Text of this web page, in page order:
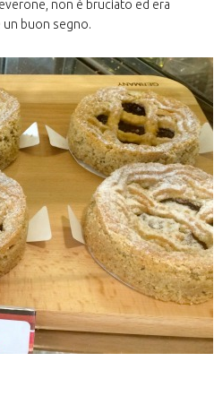
non è bruciato ed era
un buon segno.